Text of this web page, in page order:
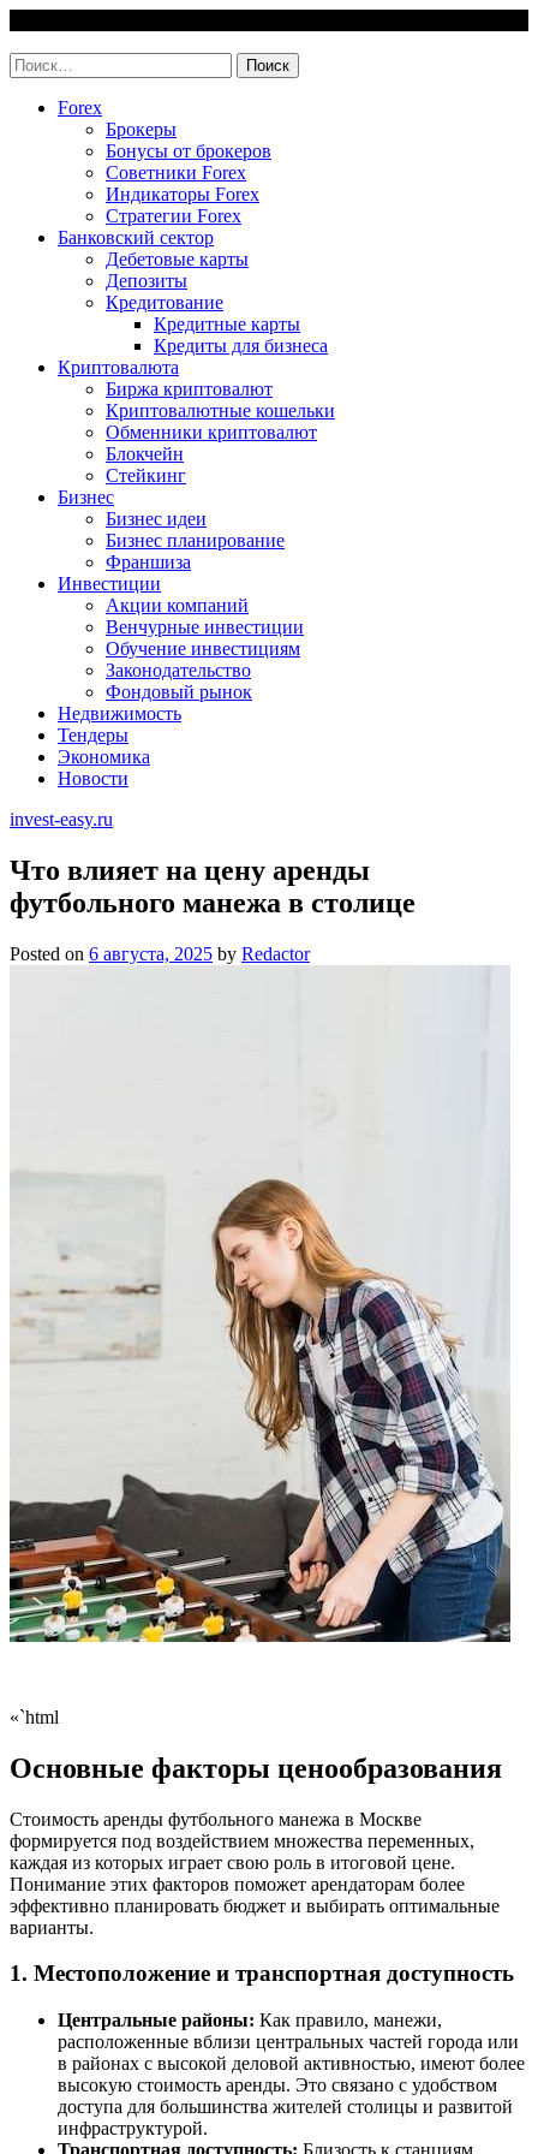
content
Найти:
Forex
Брокеры
Бонусы от брокеров
Советники Forex
Индикаторы Forex
Стратегии Forex
Банковский сектор
Дебетовые карты
Депозиты
Кредитование
Кредитные карты
Кредиты для бизнеса
Криптовалюта
Биржа криптовалют
Криптовалютные кошельки
Обменники криптовалют
Блокчейн
Стейкинг
Бизнес
Бизнес идеи
Бизнес планирование
Франшиза
Инвестиции
Акции компаний
Венчурные инвестиции
Обучение инвестициям
Законодательство
Фондовый рынок
Недвижимость
Тендеры
Экономика
Новости
invest-easy.ru
Что влияет на цену аренды
футбольного манежа в столице
Posted on 6 августа, 2025 by Redactor
«`html
Основные факторы ценообразования
Стоимость аренды футбольного манежа в Москве
формируется под воздействием множества переменных,
каждая из которых играет свою роль в итоговой цене.
Понимание этих факторов поможет арендаторам более
эффективно планировать бюджет и выбирать оптимальные
варианты.
1. Местоположение и транспортная доступность
Центральные районы: Как правило, манежи,
расположенные вблизи центральных частей города или
в районах с высокой деловой активностью, имеют более
высокую стоимость аренды. Это связано с удобством
доступа для большинства жителей столицы и развитой
инфраструктурой.
Транспортная доступность: Близость к станциям